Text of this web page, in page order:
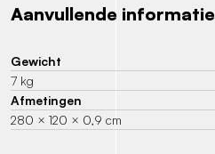
Aanvullende informatie
Gewicht
7 kg
Afmetingen
280 × 120 × 0,9 cm